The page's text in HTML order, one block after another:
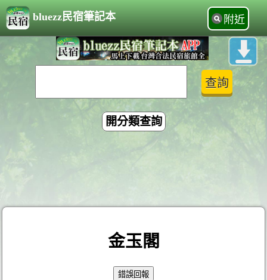
bluezz民宿筆記本 附近
開分類查詢
金玉閣